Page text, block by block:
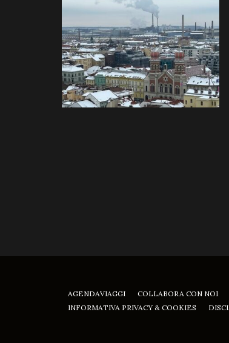
AGENDAVIAGGI
COLLABORA CON NOI
INFORMATIVA PRIVACY & COOKIES